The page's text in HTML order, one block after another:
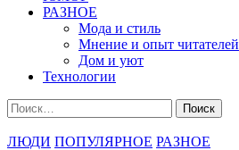
РАЗНОЕ
Мода и стиль
Мнение и опыт читателей
Дом и уют
Технологии
Найти:
ЛЮДИ ПОПУЛЯРНОЕ РАЗНОЕ